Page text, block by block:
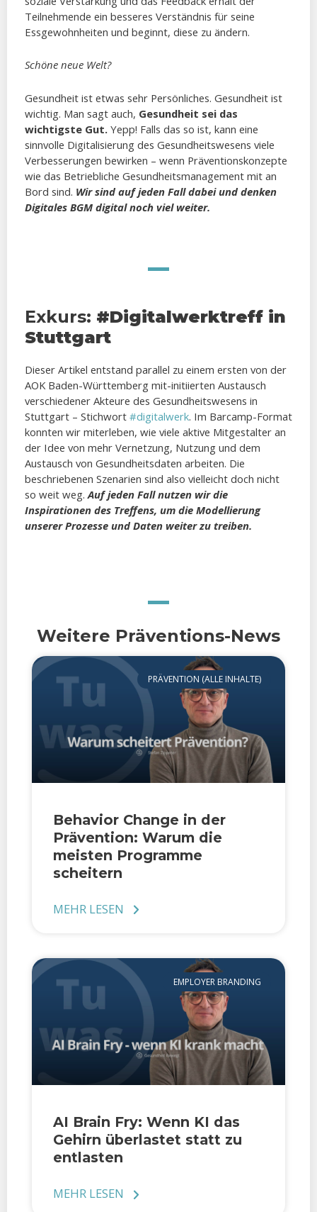
Teilnehmende ein besseres Verständnis für seine
Essgewohnheiten und beginnt, diese zu ändern.
Schöne neue Welt?
Gesundheit ist etwas sehr Persönliches. Gesundheit ist
wichtig. Man sagt auch, Gesundheit sei das
wichtigste Gut. Yepp! Falls das so ist, kann eine
sinnvolle Digitalisierung des Gesundheitswesens viele
Verbesserungen bewirken – wenn Präventionskonzepte
wie das Betriebliche Gesundheitsmanagement mit an
Bord sind. Wir sind auf jeden Fall dabei und denken
Digitales BGM digital noch viel weiter.
Exkurs: #Digitalwerktreff in
Stuttgart
Dieser Artikel entstand parallel zu einem ersten von der
AOK Baden-Württemberg mit-initiierten Austausch
verschiedener Akteure des Gesundheitswesens in
Stuttgart – Stichwort #digitalwerk. Im Barcamp-Format
konnten wir miterleben, wie viele aktive Mitgestalter an
der Idee von mehr Vernetzung, Nutzung und dem
Austausch von Gesundheitsdaten arbeiten. Die
beschriebenen Szenarien sind also vielleicht doch nicht
so weit weg.Auf jeden Fall nutzen wir die
Inspirationen des Treffens, um die Modellierung
unserer Prozesse und Daten weiter zu treiben.
Weitere Präventions-News
PRÄVENTION (ALLE INHALTE)
Behavior Change in der
Prävention: Warum die
meisten Programme
scheitern
MEHR LESEN
EMPLOYER BRANDING
AI Brain Fry: Wenn KI das
Gehirn überlastet statt zu
entlasten
MEHR LESEN